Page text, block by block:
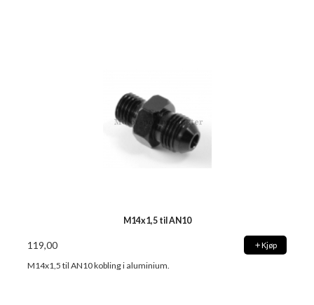
M14x1,5 til AN10
119,00 Kjøp
M14x1,5 til AN10 kobling i aluminium.